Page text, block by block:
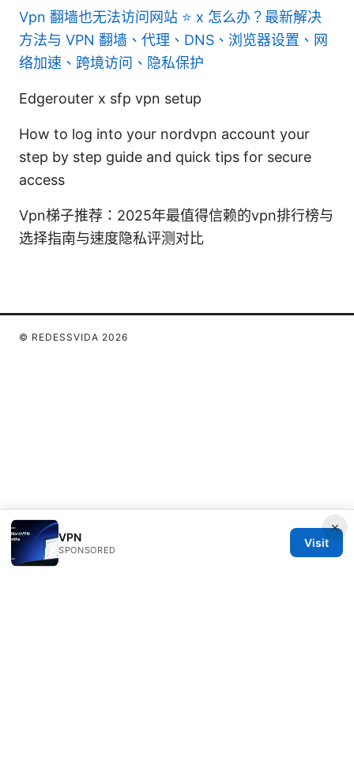
Vpn 翻墙也无法访问网站 ⭐ x 怎么办？最新解决
方法与 VPN 翻墙、代理、DNS、浏览器设置、网
络加速、跨境访问、隐私保护
Edgerouter x sfp vpn setup
How to log into your nordvpn account your
step by step guide and quick tips for secure
access
Vpn梯子推荐：2025年最值得信赖的vpn排行榜与
选择指南与速度隐私评测对比
×
VPN
SPONSORED
Visit
© REDESSVIDA 2026